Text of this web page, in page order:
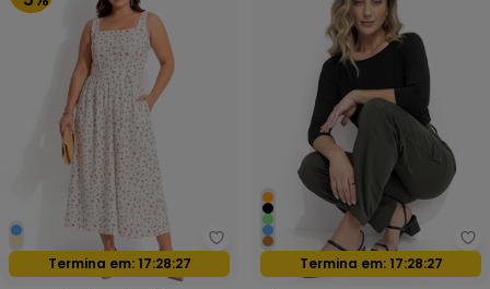
Quintess - Vestido
Oferta relâmpago
Termina em: 17:28:24 Oferta relâmpago
Termina em: 17:28:24